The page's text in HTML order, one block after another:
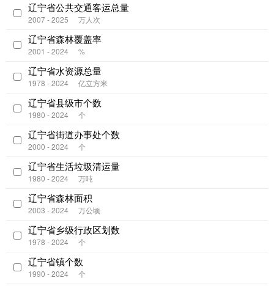
辽宁省公共交通客运总量
2007 - 2025 万人次
辽宁省森林覆盖率
2001 - 2024 %
辽宁省水资源总量
1978 - 2024 亿立方米
辽宁省县级市个数
1980 - 2024 个
辽宁省街道办事处个数
2000 - 2024 个
辽宁省生活垃圾清运量
1980 - 2024 万吨
辽宁省森林面积
2003 - 2024 万公顷
辽宁省乡级行政区划数
1978 - 2024 个
辽宁省镇个数
1990 - 2024 个